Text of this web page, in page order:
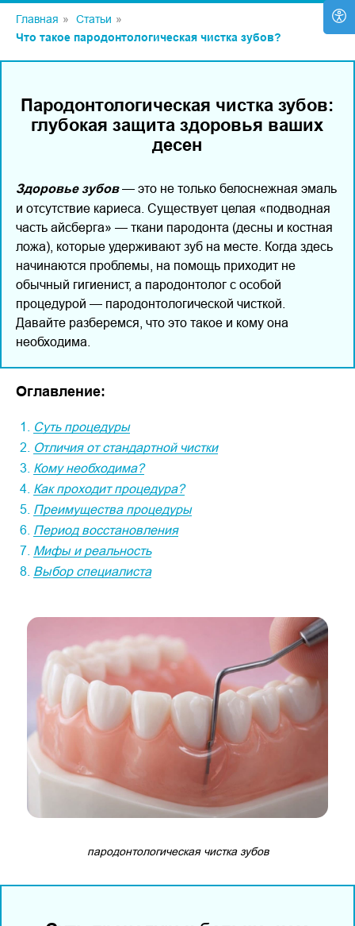
Главная » Статьи »
Что такое пародонтологическая чистка зубов?
Пародонтологическая чистка зубов:
глубокая защита здоровья ваших
десен
Здоровье зубов— это не только белоснежная эмаль
и отсутствие кариеса. Существует целая «подводная
часть айсберга» — ткани пародонта (десны и костная
ложа), которые удерживают зуб на месте. Когда здесь
начинаются проблемы, на помощь приходит не
обычный гигиенист, а пародонтолог с особой
процедурой — пародонтологической чисткой.
Давайте разберемся, что это такое и кому она
необходима.
Оглавление:
Суть процедуры
Отличия от стандартной чистки
Кому необходима?
Как проходит процедура?
Преимущества процедуры
Период восстановления
Мифы и реальность
Выбор специалиста
пародонтологическая чистка зубов